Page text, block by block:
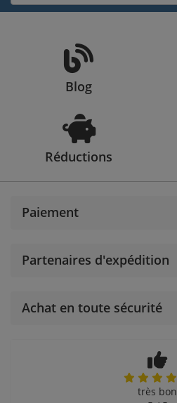
Blog
Réductions
Paiement
Partenaires d'expédition
Achat en toute sécurité
très bon